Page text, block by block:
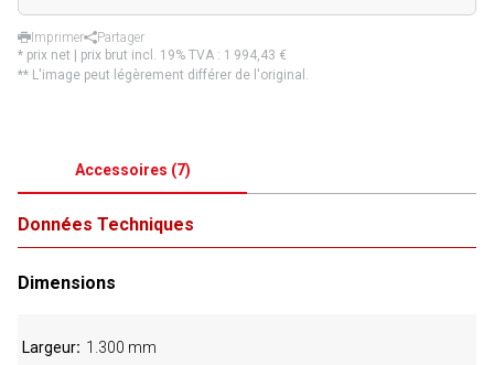
Imprimer
Partager
* prix net | prix brut incl. 19% TVA : 1 994,43 €
** L'image peut légèrement différer de l'original.
Accessoires (7)
Données Techniques
Dimensions
Largeur 1.300 mm